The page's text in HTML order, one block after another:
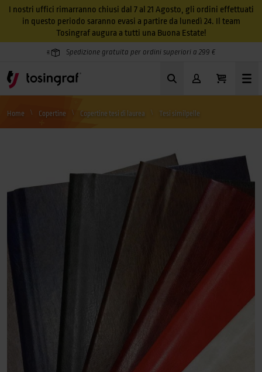
I nostri uffici rimarranno chiusi dal 7 al 21 Agosto, gli ordini effettuati
in questo periodo saranno evasi a partire da lunedì 24. Il team
Tosingraf augura a tutti una Buona Estate!
Spedizione gratuita per ordini superiori a 299 €
Home Copertine Copertine tesi di laurea Tesi similpelle